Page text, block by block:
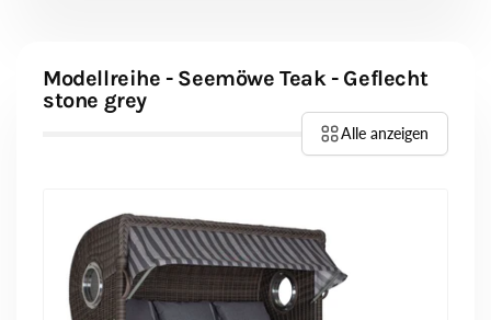
Modellreihe - Seemöwe Teak - Geflecht
stone grey
Alle anzeigen